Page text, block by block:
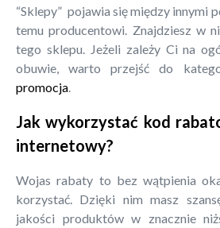
“Sklepy” pojawia się między innymi
temu producentowi. Znajdziesz w
tego sklepu. Jeżeli zależy Ci na
obuwie, warto przejść do
promocja
Jak wykorzystać kod
internetowy?
Wojas rabaty to bez wątpienia
korzystać. Dzięki nim masz
jakości produktów w znacznie